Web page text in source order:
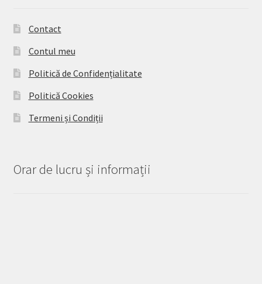
Contact
Contul meu
Politică de Confidențialitate
Politică Cookies
Termeni și Condiții
Orar de lucru și informații